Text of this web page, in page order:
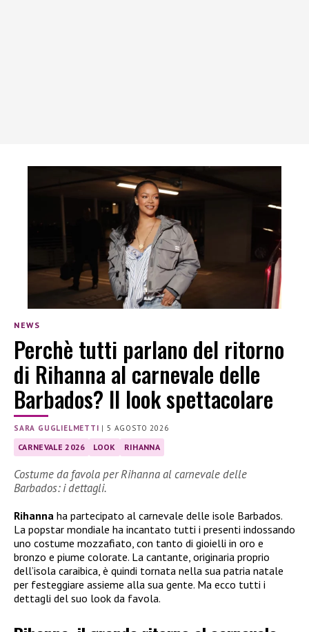
NEWS
Perchè tutti parlano del ritorno
di Rihanna al carnevale delle
Barbados? Il look spettacolare
SARA GUGLIELMETTI | 5 AGOSTO 2026
CARNEVALE 2026 LOOK RIHANNA
Costume da favola per Rihanna al carnevale delle
Barbados: i dettagli.
Rihanna ha partecipato al carnevale delle isole Barbados.
La popstar mondiale ha incantato tutti i presenti indossando
uno costume mozzafiato, con tanto di gioielli in oro e
bronzo e piume colorate. La cantante, originaria proprio
dell’isola caraibica, è quindi tornata nella sua patria natale
per festeggiare assieme alla sua gente. Ma ecco tutti i
dettagli del suo look da favola.